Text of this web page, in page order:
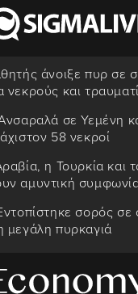
άνοιξε πυρ σε
νεκρούς και
σε Υεμένη
58 νεκροί
η Τουρκία και
αμυντική
σορός σε
μεγάλη πυρκαγιά